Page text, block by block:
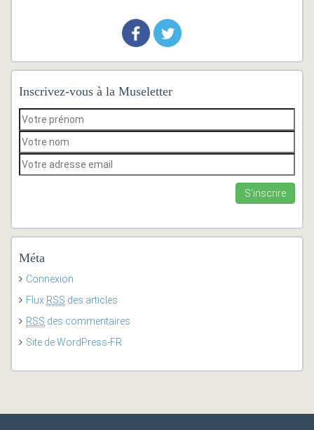
Inscrivez-vous à la Museletter
Méta
Connexion
Flux RSS des articles
RSS des commentaires
Site de WordPress-FR